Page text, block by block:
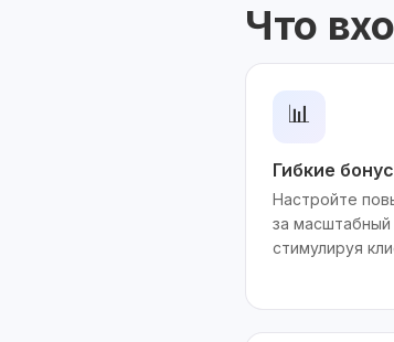
Что
📊
Гибкие
Настройте
за
стимулируя